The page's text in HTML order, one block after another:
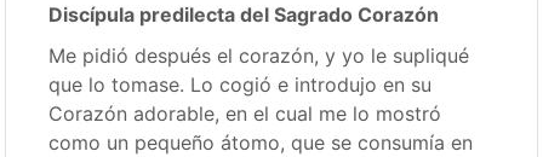
Discípula predilecta del Sagrado Corazón
Me pidió después el corazón, y yo le supliqué
que lo tomase. Lo cogió e introdujo en su
Corazón adorable, en el cual me lo mostró
como un pequeño átomo, que se consumía en